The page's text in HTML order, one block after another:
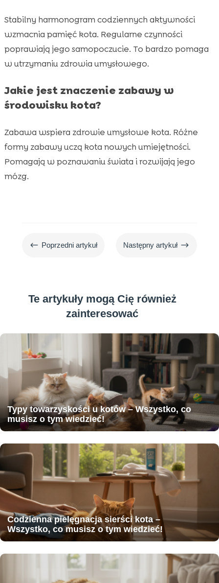
Stabilny harmonogram codziennych aktywności
wzmacnia pamięć kota. Regularne czynności
poprawiają jego samopoczucie. To bardzo pomaga
w utrzymaniu zdrowia umysłowego.
Jakie jest znaczenie zabawy w
środowisku kota?
Zabawa wspiera zdrowie umysłowe kota. Różne
formy zabawy uczą kota nowych umiejętności.
Pomagają w poznawaniu świata i rozwijają jego
mózg.
# Poprzedni artykuł Następny artykuł $
Te artykuły mogą Cię również
zainteresować
Typy towarzyskości u kotów – Wszystko, co
musisz o tym wiedzieć!
Codzienna pielęgnacja sierści kota –
Wszystko, co musisz o tym wiedzieć!